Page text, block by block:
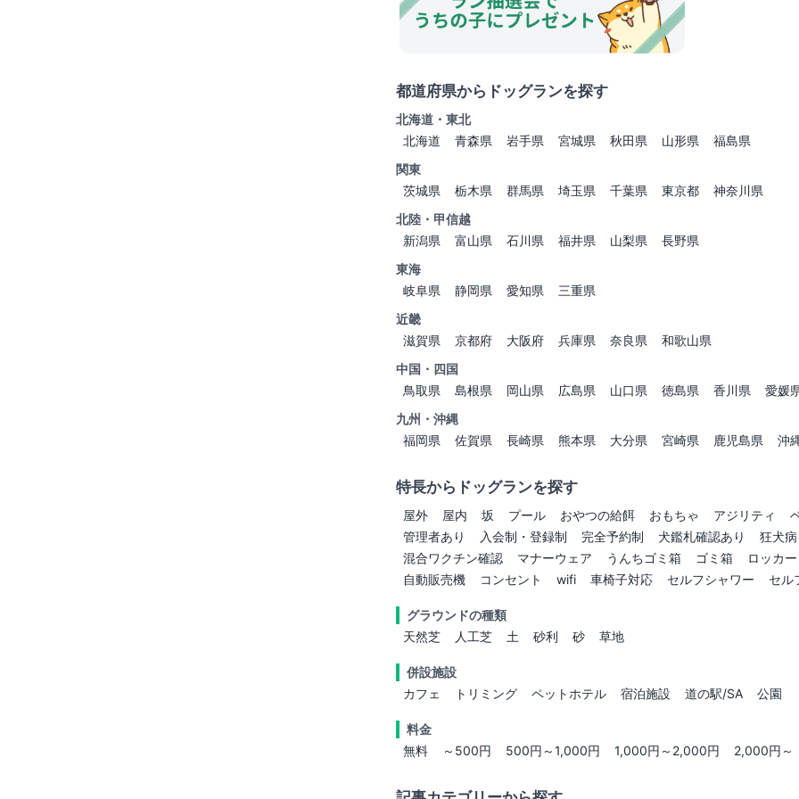
都道府県からドッグランを探す
北海道・東北
北海道
青森県 岩手県 宮城県 秋田県 山形県
福島県
関東
茨城県
栃木県 群馬県 埼玉県 千葉県 東京都
神奈川県
北陸・甲信越
新潟県
富山県 石川県 福井県 山梨県
長野県
東海
岐阜県
静岡県 愛知県
三重県
近畿
滋賀県
京都府 大阪府 兵庫県 奈良県
和歌山県
中国・四国
鳥取県
島根県 岡山県 広島県 山口県 徳島県 香川県 愛媛
九州・沖縄
福岡県
佐賀県 長崎県 熊本県 大分県 宮崎県 鹿児島県 沖
特長からドッグランを探す
屋外 屋内 坂 プール おやつの給餌 おもちゃ アジリティ
管理者あり
入会制・登録制 完全予約制 犬鑑札確認あり
狂犬
混合ワクチン確認
マナーウェア うんちゴミ箱 ゴミ箱 ロッカー
自動販売機
コンセント wifi 車椅子対応 セルフシャワー セル
グラウンドの種類
天然芝
人工芝 土 砂利 砂 草地
併設施設
カフェ
トリミング ペットホテル 宿泊施設 道の駅/SA 公園
料金
無料
～500円 500円～1,000円 1,000円～2,000円 2,000円～